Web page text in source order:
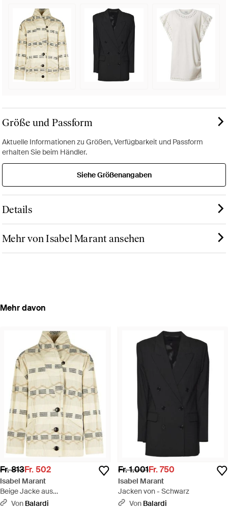
Größe und Passform
Aktuelle Informationen zu Größen, Verfügbarkeit und Passform
erhalten Sie beim Händler.
Siehe Größenangaben
Details
Mehr von Isabel Marant ansehen
Mehr davon
Fr. 813Fr. 502
Isabel Marant
Beige Jacke aus
Baumwollmischung "Quayla" von -
Von Balardi
Fr. 1.001Fr. 750
Isabel Marant
Jacken von - Schwarz
Von Balardi